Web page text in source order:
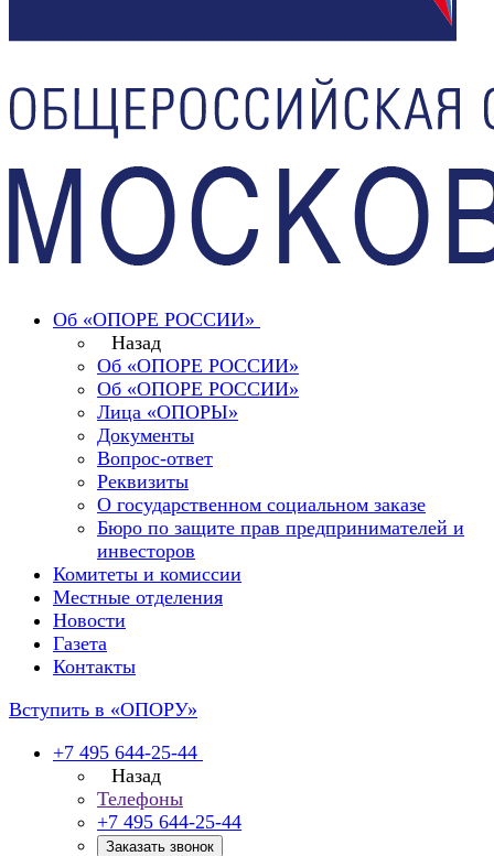
Об «ОПОРЕ РОССИИ»
Назад
Об «ОПОРЕ РОССИИ»
Об «ОПОРЕ РОССИИ»
Лица «ОПОРЫ»
Документы
Вопрос-ответ
Реквизиты
О государственном социальном заказе
Бюро по защите прав предпринимателей и
инвесторов
Комитеты и комиссии
Местные отделения
Новости
Газета
Контакты
Вступить в «ОПОРУ»
+7 495 644-25-44
Назад
Телефоны
+7 495 644-25-44
Заказать звонок